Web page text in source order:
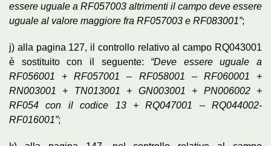
essere uguale a RF057003 altrimenti il campo deve essere
uguale al valore maggiore fra RF057003 e RF083001”;
j) alla pagina 127, il controllo relativo al campo RQ043001
è sostituito con il seguente: “Deve essere uguale a
RF056001 + RF057001 – RF058001 – RF060001 +
RN003001 + TN013001 + GN003001 + PN006002 +
RF054 con il codice 13 + RQ047001 – RQ044002-
RF016001”;